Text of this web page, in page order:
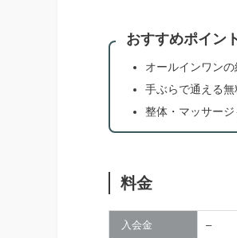
おすすめポイン
オールインワン
手ぶらで通える
整体・マッサー
料金
入会金 –